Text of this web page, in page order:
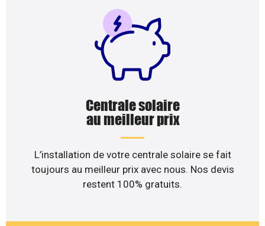
Centrale solaire
au meilleur prix
L’installation de votre centrale solaire se fait
toujours au meilleur prix avec nous. Nos devis
restent 100% gratuits.